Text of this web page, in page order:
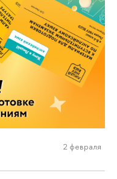
2 февраля